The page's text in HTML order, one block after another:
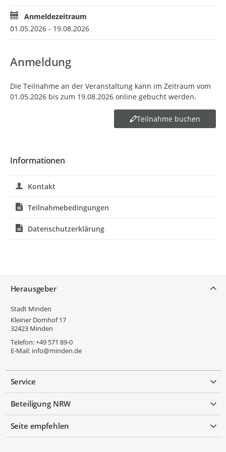
schauen Sie bitte auch in Ihrem Spam-Ordner nach und
melden sich ggf. bei uns (kulturbuero@minden.de, 0571
89 758).
Sie können diese Anmeldung jederzeit über die
ab einem Tag vor Veranstaltungsbeginn teilen Sie uns
bitte persönlich mit.
Anmeldezeitraum
01.05.2026 - 19.08.2026
Anmeldung
Die Teilnahme an der Veranstaltung kann im Zeitraum vom
01.05.2026 bis zum 19.08.2026 online gebucht werden.
Teilnahme buchen
Informationen
Kontakt
Teilnahmebedingungen
Datenschutzerklärung
Herausgeber
Stadt Minden
Kleiner Domhof 17
32423 Minden
Telefon:+49 571 89-0
E-Mail: info@minden.de
Service
Beteiligung NRW
Seite empfehlen